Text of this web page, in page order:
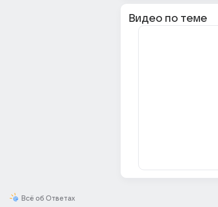
Всё об Ответах
Видео по теме